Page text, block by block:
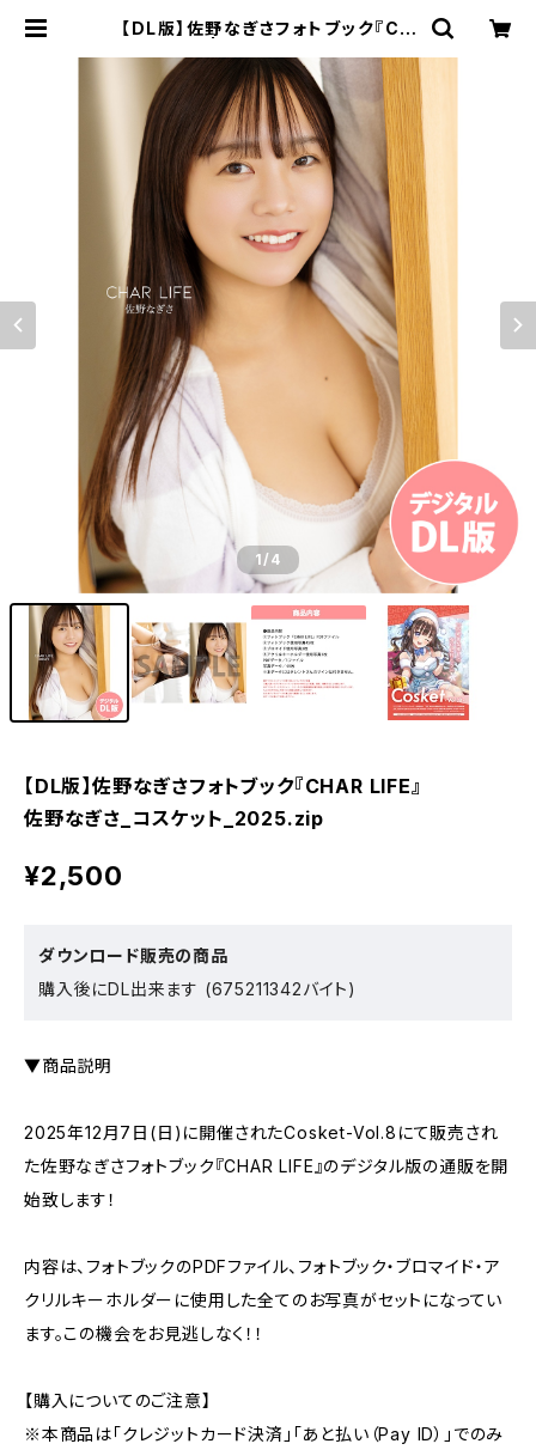
【DL版】佐野なぎさフォトブック『CH
official
1/4
【DL版】佐野なぎさフォトブック『CHAR LIFE』
佐野なぎさ_コスケット_2025.zip
¥2,500
ダウンロード販売の商品
購入後にDL出来ます (675211342バイト)
▼商品説明
2025年12月7日(日)に開催されたCosket-Vol.8にて販売され
た佐野なぎさフォトブック『CHAR LIFE』のデジタル版の通販を開
始致します！
内容は、フォトブックのPDFファイル、フォトブック・ブロマイド・ア
クリルキーホルダーに使用した全てのお写真がセットになってい
ます。この機会をお見逃しなく！！
【購入についてのご注意】
※本商品は「クレジットカード決済」「あと払い（Pay ID）」でのみ